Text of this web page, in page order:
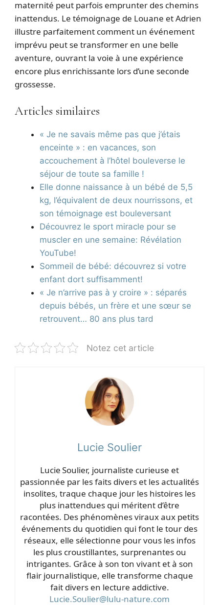
maternité peut parfois emprunter des chemins
inattendus. Le témoignage de Louane et Adrien
illustre parfaitement comment un événement
imprévu peut se transformer en une belle
aventure, ouvrant la voie à une expérience
encore plus enrichissante lors d’une seconde
grossesse.
Articles similaires
« Je ne savais même pas que j’étais
enceinte » : en vacances, son
accouchement à l’hôtel bouleverse le
séjour de toute sa famille !
Elle donne naissance à un bébé de 5,5
kg, l’équivalent de deux nourrissons, et
son témoignage est bouleversant
Découvrez le sport miracle pour se
muscler en une semaine: Révélation
YouTube!
Sommeil de bébé: découvrez si votre
enfant dort suffisamment!
« Je n’arrive pas à y croire » : séparés
depuis bébés, un frère et une sœur se
retrouvent… 80 ans plus tard
Notez cet article
Lucie Soulier
Lucie Soulier, journaliste curieuse et
passionnée par les faits divers et les actualités
insolites, traque chaque jour les histoires les
plus inattendues qui méritent d’être
racontées. Des phénomènes viraux aux petits
événements du quotidien qui font le tour des
réseaux, elle sélectionne pour vous les infos
les plus croustillantes, surprenantes ou
intrigantes. Grâce à son ton vivant et à son
flair journalistique, elle transforme chaque
fait divers en lecture addictive.
Lucie.Soulier@lulu-nature.com